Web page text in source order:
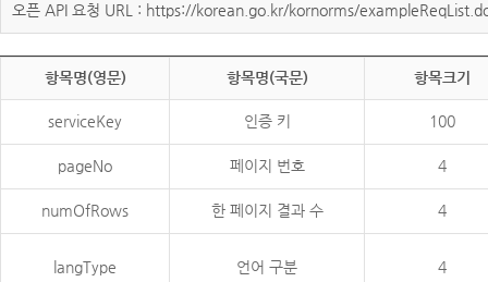
오픈 API 요청 URL : https://korean.go.kr/kornorms/
항목명(영문) 항목명(국문) 항목크기
serviceKey 인증 키 100
pageNo 페이지 번호 4
numOfRows 한 페이지 결과 수 4
langType 언어 구분 4